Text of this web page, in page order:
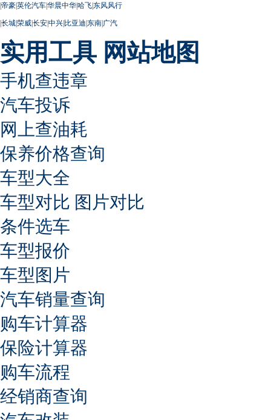
|帝豪|英伦汽车|华晨中华|哈飞|东风风行
|长城|荣威|长安|中兴|比亚迪|东南|广汽
实用工具 网站地图
手机查违章
汽车投诉
网上查油耗
保养价格查询
车型大全
车型对比 图片对比
条件选车
车型报价
车型图片
汽车销量查询
购车计算器
保险计算器
购车流程
经销商查询